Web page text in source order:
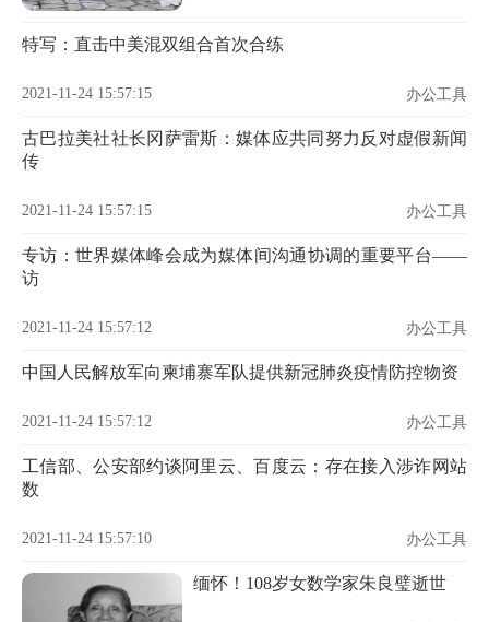
特写：直击中美混双组合首次合练
2021-11-24 15:57:15 办公工具
古巴拉美社社长冈萨雷斯：媒体应共同努力反对虚假新闻
传
2021-11-24 15:57:15 办公工具
专访：世界媒体峰会成为媒体间沟通协调的重要平台——
访
2021-11-24 15:57:12 办公工具
中国人民解放军向柬埔寨军队提供新冠肺炎疫情防控物资
2021-11-24 15:57:12 办公工具
工信部、公安部约谈阿里云、百度云：存在接入涉诈网站
数
2021-11-24 15:57:10 办公工具
缅怀！108岁女数学家朱良璧逝世